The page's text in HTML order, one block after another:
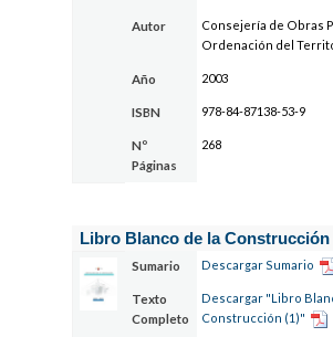
Autor
Consejería de Obras
Ordenación del
Año 2003
ISBN 978-84-87138-53-9
Nº
Páginas
268
Libro Blanco de la Construcción
Sumario Descargar Sumario
Texto
Completo
Descargar "Libro
Construcción (1)"